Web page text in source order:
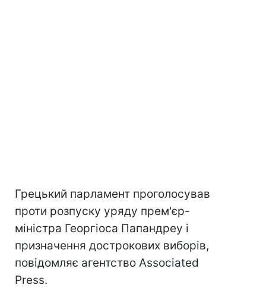
Грецький парламент проголосував
проти розпуску уряду прем'єр-
міністра Георгіоса Папандреу і
призначення дострокових виборів,
повідомляє агентство Associated
Press.